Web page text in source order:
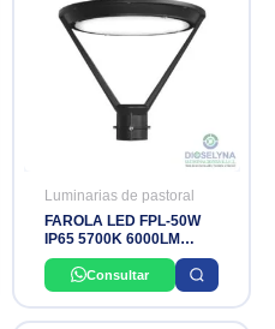
Luminarias de pastoral
FAROLA LED FPL-50W
IP65 5700K 6000LM
MACROLED
Consultar